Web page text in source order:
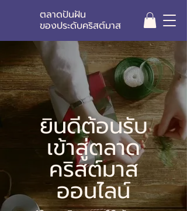
ตลาดปันฝัน
ของประดับคริสต์มาส
ยินดีต้อนรับ
เข้าสู่ตลาด
คริสต์มาส
ออนไลน์